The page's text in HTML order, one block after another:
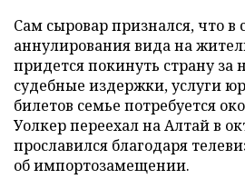
Сам сыровар признался, что в
аннулирования вида на
придется покинуть страну за
судебные издержки, услуги
билетов семье потребуется
Уолкер переехал на Алтай в
прославился благодаря
об импортозамещении.